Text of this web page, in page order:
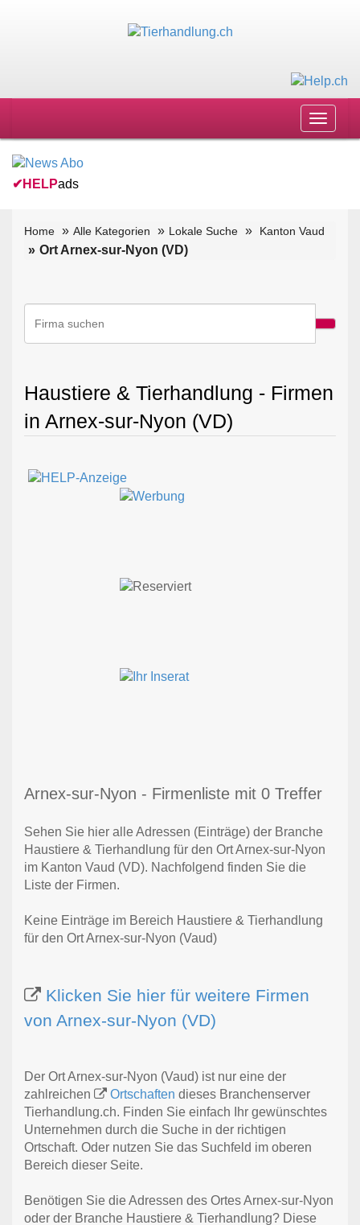
Toggle
✔ HELPads
Home Alle Kategorien Lokale Suche Kanton Vaud
Ort Arnex-sur-Nyon (VD)
Haustiere & Tierhandlung - Firmen
in Arnex-sur-Nyon (VD)
Arnex-sur-Nyon - Firmenliste mit 0 Treffer
Sehen Sie hier alle Adressen (Einträge) der Branche
Haustiere & Tierhandlung für den Ort Arnex-sur-Nyon
im Kanton Vaud (VD). Nachfolgend finden Sie die
Liste der Firmen.
Keine Einträge im Bereich Haustiere & Tierhandlung
für den Ort Arnex-sur-Nyon (Vaud)
Klicken Sie hier für weitere Firmen
von Arnex-sur-Nyon (VD)
Der Ort Arnex-sur-Nyon (Vaud) ist nur eine der
zahlreichen
Ortschaften dieses Branchenserver
Tierhandlung.ch. Finden Sie einfach Ihr gewünschtes
Unternehmen durch die Suche in der richtigen
Ortschaft. Oder nutzen Sie das Suchfeld im oberen
Bereich dieser Seite.
Benötigen Sie die Adressen des Ortes Arnex-sur-Nyon
oder der Branche Haustiere & Tierhandlung? Diese